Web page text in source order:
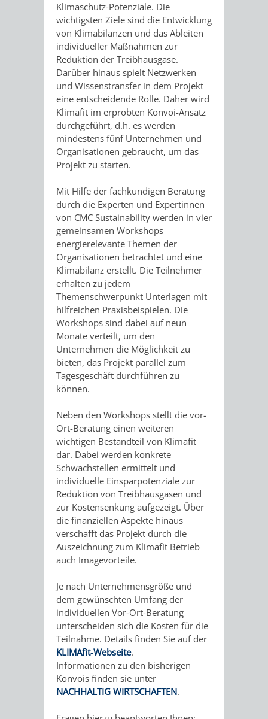
VEREINE
ORGANISATIONEN
HILFREICHE
STÄDTEPARTNERSCHAFTEN
ANET
IMOLALUTHERSTADT
EISLEBEN
RAMAT
GAN
VARCES
ALLIÈRES
ET
RISSET
ORTSCHAFTEN
EINRICHTUNGEN
ORTSVEREINE
SULZBACH
Klimaschutz-Potenziale. Die
wichtigsten Ziele sind die Entwicklung
von Klimabilanzen und das Ableiten
individueller Maßnahmen zur
Reduktion der Treibhausgase.
Darüber hinaus spielt Netzwerken
und Wissenstransfer in dem Projekt
eine entscheidende Rolle. Daher wird
Klimafit im erprobten Konvoi-Ansatz
durchgeführt, d.h. es werden
mindestens fünf Unternehmen und
Organisationen gebraucht, um das
Projekt zu starten.
Mit Hilfe der fachkundigen Beratung
durch die Experten und Expertinnen
von CMC Sustainability werden in vier
gemeinsamen Workshops
energierelevante Themen der
Organisationen betrachtet und eine
Klimabilanz erstellt. Die Teilnehmer
erhalten zu jedem
Themenschwerpunkt Unterlagen mit
hilfreichen Praxisbeispielen. Die
Workshops sind dabei auf neun
Monate verteilt, um den
Unternehmen die Möglichkeit zu
bieten, das Projekt parallel zum
Tagesgeschäft durchführen zu
können.
Neben den Workshops stellt die vor-
Ort-Beratung einen weiteren
wichtigen Bestandteil von Klimafit
dar. Dabei werden konkrete
Schwachstellen ermittelt und
individuelle Einsparpotenziale zur
Reduktion von Treibhausgasen und
zur Kostensenkung aufgezeigt. Über
die finanziellen Aspekte hinaus
verschafft das Projekt durch die
Auszeichnung zum Klimafit Betrieb
auch Imagevorteile.
Je nach Unternehmensgröße und
dem gewünschten Umfang der
individuellen Vor-Ort-Beratung
unterscheiden sich die Kosten für die
Teilnahme. Details finden Sie auf der
KLIMAfit-Webseite.
Informationen zu den bisherigen
Konvois finden sie unter
NACHHALTIG WIRTSCHAFTEN.